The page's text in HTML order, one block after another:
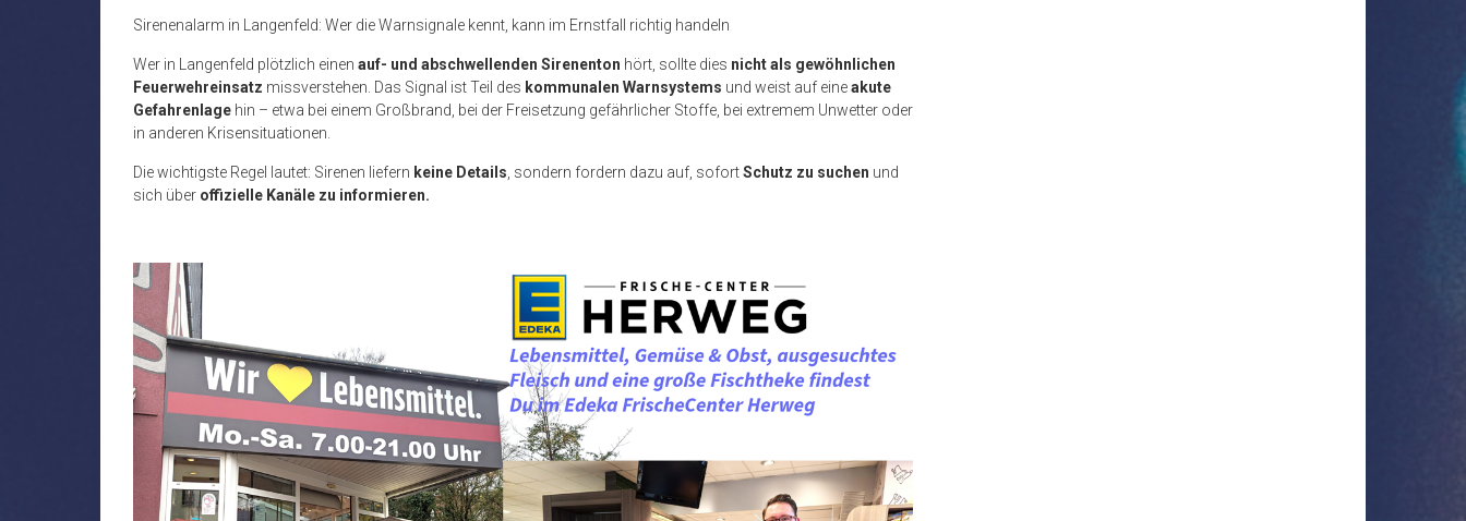
Sirenenalarm in Langenfeld: Wer die Warnsignale kennt, kann im Ernstfall richtig handeln
Wer in Langenfeld plötzlich einen auf- und abschwellenden Sirenenton hört, sollte dies nicht als gewöhnlichen
Feuerwehreinsatz missverstehen. Das Signal ist Teil des kommunalen Warnsystems und weist auf eineakute
Gefahrenlage hin – etwa bei einem Großbrand, bei der Freisetzung gefährlicher Stoffe, bei extremem Unwetter oder
in anderen Krisensituationen.
Die wichtigste Regel lautet: Sirenen liefern keine Details , sondern fordern dazu auf, sofortSchutz zu suchen und
sich über offizielle Kanäle zu informieren.